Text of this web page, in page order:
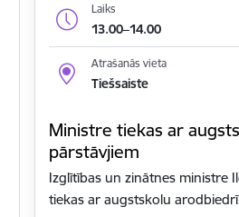
Laiks
13.00–14.00
Atrašanās vieta
Tiešsaiste
Ministre tiekas ar
pārstāvjiem
Izglītības un zinātnes ministre
tiekas ar augstskolu